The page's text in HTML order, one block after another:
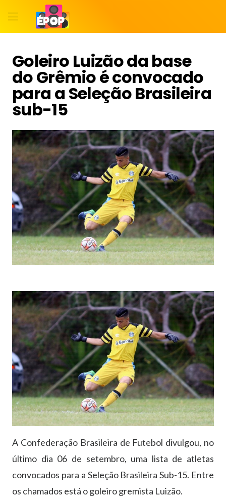
Goleiro Luizão da base
do Grêmio é convocado
para a Seleção Brasileira
sub-15
A Confederação Brasileira de Futebol divulgou, no
último dia 06 de setembro, uma lista de atletas
convocados para a Seleção Brasileira Sub-15. Entre
os chamados está o goleiro gremista Luizão.